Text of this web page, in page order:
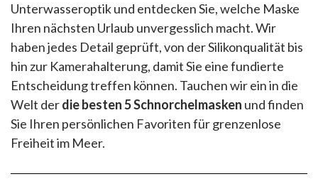
Unterwasseroptik und entdecken Sie, welche Maske
Ihren nächsten Urlaub unvergesslich macht. Wir
haben jedes Detail geprüft, von der Silikonqualität bis
hin zur Kamerahalterung, damit Sie eine fundierte
Entscheidung treffen können. Tauchen wir ein in die
Welt derdie besten 5 Schnorchelmasken und finden
Sie Ihren persönlichen Favoriten für grenzenlose
Freiheit im Meer.